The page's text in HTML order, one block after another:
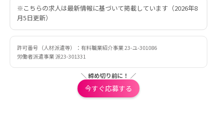
※こちらの求人は最新情報に基づいて掲載しています（2026年8
月5日更新）
許可番号（人材派遣等）：有料職業紹介事業 23-ユ-301086
労働者派遣事業 派23-301331
＼ 締め切り前に！ ／
今すぐ応募する